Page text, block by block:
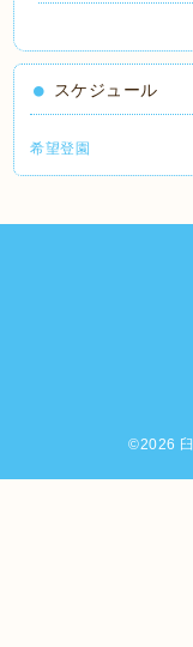
スケジュール
希望登園
©2026